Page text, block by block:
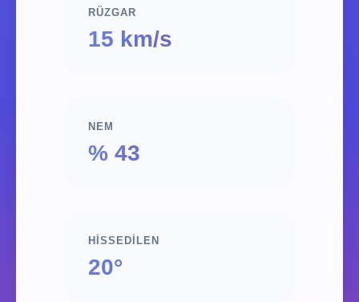
RÜZGAR
15 km/s
NEM
% 43
HISSEDILEN
20°